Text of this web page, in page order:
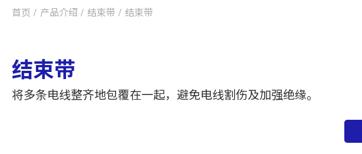
首页 产品介绍 结束带 结束带
结束带
将多条电线整齐地包覆在一起，避免电线割伤及加强绝缘。